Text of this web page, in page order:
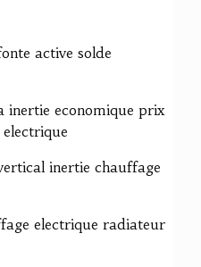
active solde
inertie economique prix
inertie chauffage
electrique radiateur